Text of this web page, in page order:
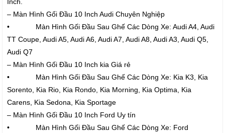
Inch.
– Màn Hình Gối Đầu 10 Inch Audi Chuyên Nghiệp
• Màn Hình Gối Đầu Sau Ghế Các Dòng Xe: Audi A4, Audi
TT Coupe, Audi A5, Audi A6, Audi A7, Audi A8, Audi A3, Audi Q5,
Audi Q7
– Màn Hình Gối Đầu 10 Inch kia Giá rẻ
• Màn Hình Gối Đầu Sau Ghế Các Dòng Xe: Kia K3, Kia
Sorento, Kia Rio, Kia Rondo, Kia Morning, Kia Optima, Kia
Carens, Kia Sedona, Kia Sportage
– Màn Hình Gối Đầu 10 Inch Ford Uy tín
• Màn Hình Gối Đầu Sau Ghế Các Dòng Xe: Ford